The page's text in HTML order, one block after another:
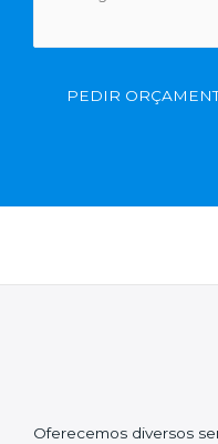
PEDIR
Oferecemos diversos